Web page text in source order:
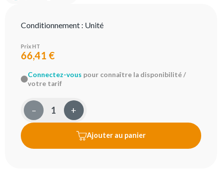
Conditionnement : Unité
Prix HT
66,41 €
Connectez-vous pour connaître la disponibilité /
votre tarif
– +
Ajouter au panier